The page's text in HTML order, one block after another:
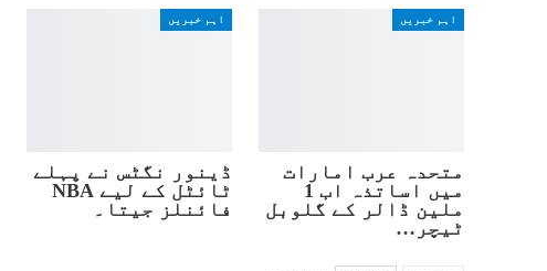
اہم خبریں
متحدہ عرب امارات
میں اساتذہ اب 1
ملین ڈالر کے گلوبل
ٹیچر…
اہم خبریں
ڈینور نگٹس نے پہلے
ٹائٹل کے لیے NBA
فائنلز جیتا۔